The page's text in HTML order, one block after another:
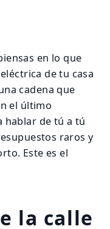
en lo que
de tu casa
cadena que
el último
hablar de tú a tú
raros y
Este es el
la calle